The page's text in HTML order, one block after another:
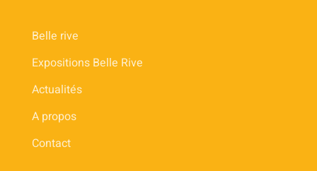
Belle rive
Expositions Belle Rive
Actualités
A propos
Contact